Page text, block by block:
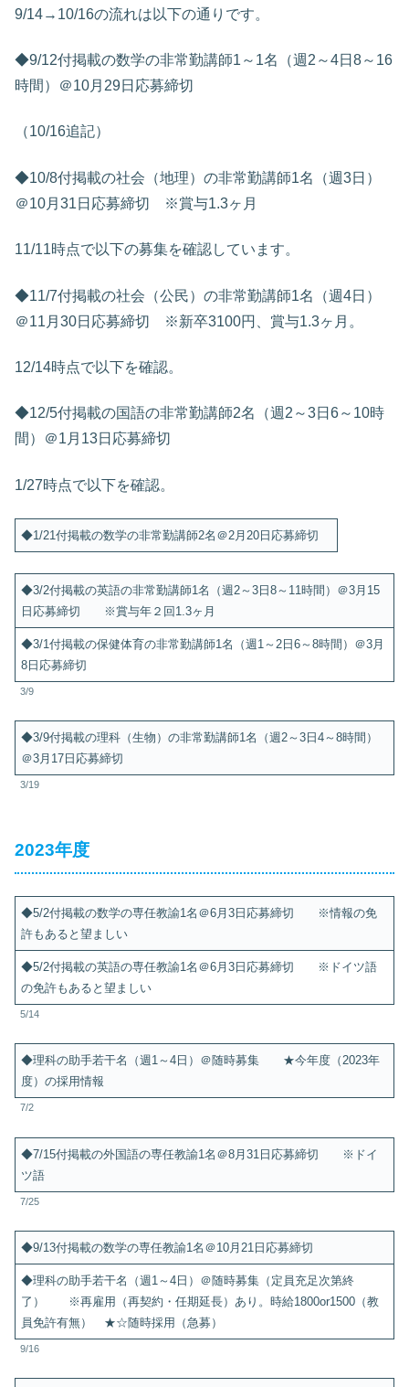
9/14→10/16の流れは以下の通りです。
◆9/12付掲載の数学の非常勤講師1～1名（週2～4日8～16
時間）＠10月29日応募締切
（10/16追記）
◆10/8付掲載の社会（地理）の非常勤講師1名（週3日）
＠10月31日応募締切 ※賞与1.3ヶ月
11/11時点で以下の募集を確認しています。
◆11/7付掲載の社会（公民）の非常勤講師1名（週4日）
＠11月30日応募締切 ※新卒3100円、賞与1.3ヶ月。
12/14時点で以下を確認。
◆12/5付掲載の国語の非常勤講師2名（週2～3日6～10時
間）＠1月13日応募締切
1/27時点で以下を確認。
◆1/21付掲載の数学の非常勤講師2名＠2月20日応募締切
◆3/2付掲載の英語の非常勤講師1名（週2～3日8～11時間）＠3月15
日応募締切 ※賞与年２回1.3ヶ月
◆3/1付掲載の保健体育の非常勤講師1名（週1～2日6～8時間）＠3月
8日応募締切
3/9
◆3/9付掲載の理科（生物）の非常勤講師1名（週2～3日4～8時間）
＠3月17日応募締切
3/19
2023年度
◆5/2付掲載の数学の専任教諭1名＠6月3日応募締切 ※情報の免
許もあると望ましい
◆5/2付掲載の英語の専任教諭1名＠6月3日応募締切 ※ドイツ語
の免許もあると望ましい
5/14
◆理科の助手若干名（週1～4日）＠随時募集 ★今年度（2023年
度）の採用情報
7/2
◆7/15付掲載の外国語の専任教諭1名＠8月31日応募締切 ※ドイ
ツ語
7/25
◆9/13付掲載の数学の専任教諭1名＠10月21日応募締切
◆理科の助手若干名（週1～4日）＠随時募集（定員充足次第終
了） ※再雇用（再契約・任期延長）あり。時給1800or1500（教
員免許有無） ★☆随時採用（急募）
9/16